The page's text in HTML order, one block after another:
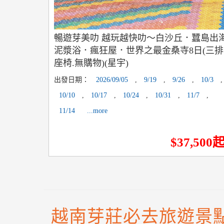
暢遊芽美叻 越玩越快叻～白沙丘．蠶島出
泥漿浴．瘋狂屋．世界之最金桑寺8日(三排
座椅.無購物)(星宇)
出發日期： 2026/09/05 9/19 9/26 10/3
10/10 10/17 10/24 10/31 11/7
11/14 ...more
$37,500
越南芽莊必去旅遊景